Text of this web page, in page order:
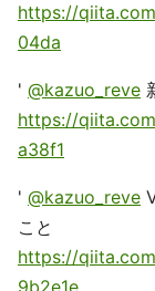
https://
04da
' @kazuo_reve
https://
a38f1
' @kazuo_reve
こと
https://
9b2e1e